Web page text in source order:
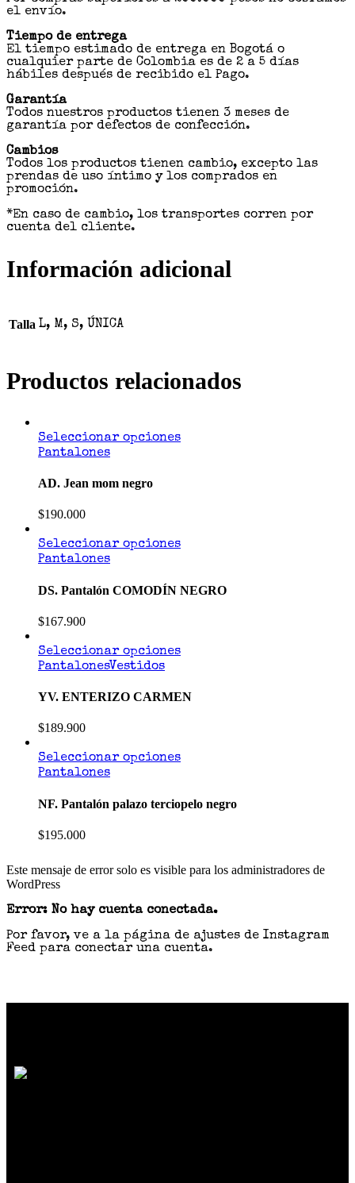
el envío.
Tiempo de entrega
El tiempo estimado de entrega en Bogotá o
cualquier parte de Colombia es de 2 a 5 días
hábiles después de recibido el Pago.
Garantía
Todos nuestros productos tienen 3 meses de
garantía por defectos de confección.
Cambios
Todos los productos tienen cambio, excepto las
prendas de uso íntimo y los comprados en
promoción.
*En caso de cambio, los transportes corren por
cuenta del cliente.
Información adicional
Talla L, M, S, ÚNICA
Productos relacionados
Seleccionar opciones
Pantalones
AD. Jean mom negro
$190.000
Seleccionar opciones
Pantalones
DS. Pantalón COMODÍN NEGRO
$167.900
Seleccionar opciones
PantalonesVestidos
YV. ENTERIZO CARMEN
$189.900
Seleccionar opciones
Pantalones
NF. Pantalón palazo terciopelo negro
$195.000
Este mensaje de error solo es visible para los administradores de
WordPress
Error: No hay cuenta conectada.
Por favor, ve a la página de ajustes de Instagram
Feed para conectar una cuenta.